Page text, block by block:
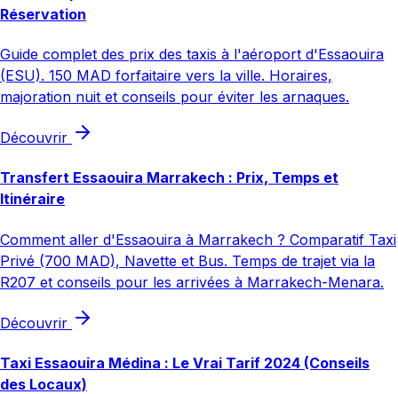
Réservation
Guide complet des prix des taxis à l'aéroport d'Essaouira
(ESU). 150 MAD forfaitaire vers la ville. Horaires,
majoration nuit et conseils pour éviter les arnaques.
Découvrir
Transfert Essaouira Marrakech : Prix, Temps et
Itinéraire
Comment aller d'Essaouira à Marrakech ? Comparatif Taxi
Privé (700 MAD), Navette et Bus. Temps de trajet via la
R207 et conseils pour les arrivées à Marrakech-Menara.
Découvrir
Taxi Essaouira Médina : Le Vrai Tarif 2024 (Conseils
des Locaux)